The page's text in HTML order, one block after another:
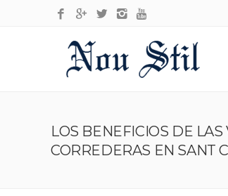
LOS BENEFICIOS DE LAS
CORREDERAS EN SANT